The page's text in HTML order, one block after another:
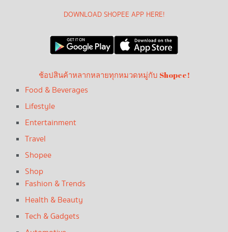
DOWNLOAD SHOPEE APP HERE!
ช้อปสินค้าหลากหลายทุกหมวดหมู่กับ Shopee!
Food & Beverages
Lifestyle
Entertainment
Travel
Shopee
Shop
Fashion & Trends
Health & Beauty
Tech & Gadgets